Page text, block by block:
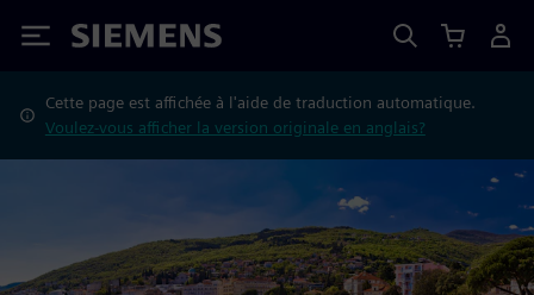
Siemens
Cette page est affichée à l'aide de traduction automatique.
Voulez-vous afficher la version originale en anglais?